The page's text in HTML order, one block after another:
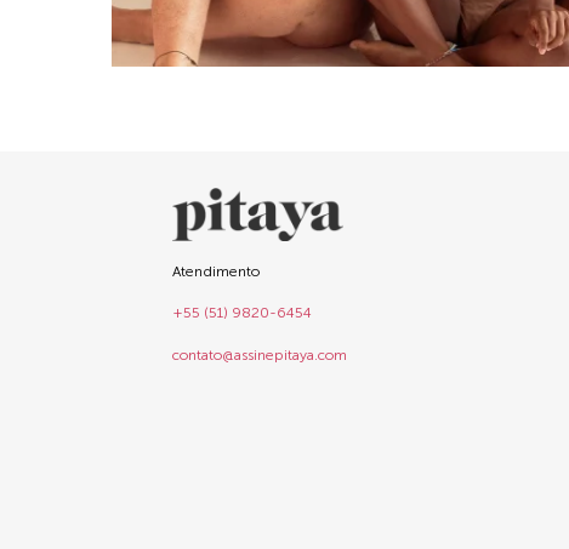
Atendimento
+55 (51) 9820-6454
contato@assinepitaya.com